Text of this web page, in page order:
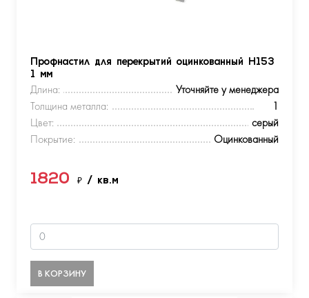
Профнастил для перекрытий оцинкованный Н153
1 мм
Длина:
Уточняйте у менеджера
Толщина металла:
1
Цвет:
серый
Покрытие:
Оцинкованный
1820 ₽ / кв.м
В КОРЗИНУ